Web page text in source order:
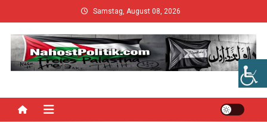
to
content
Samstag, August 08, 2026